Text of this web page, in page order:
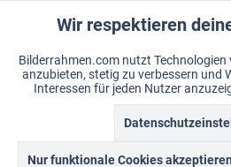
Merkzettel
Menü
Rustica
Funktionale
Marketing
Wir respektieren
Bilderrahmen.com nutzt Technologien
anzubieten, stetig zu verbessern und
Interessen für jeden Nutzer
Nur funktionale Cookies akzeptieren